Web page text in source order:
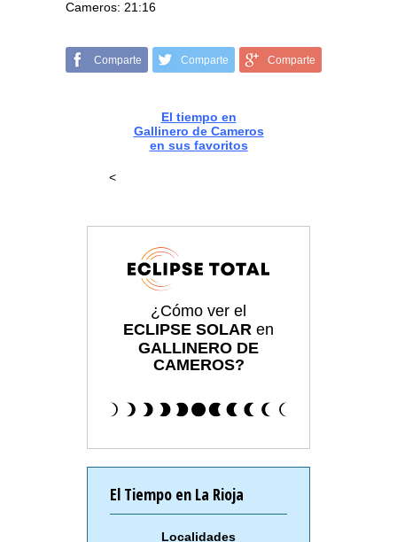
Cameros: 21:16
Comparte Comparte Comparte
El tiempo en
Gallinero de Cameros
en sus favoritos
<
¿Cómo ver el
ECLIPSE SOLAR en
GALLINERO DE
CAMEROS?
El Tiempo en La Rioja
Localidades